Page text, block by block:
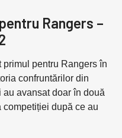
Rangers –
primul pentru Rangers în
confruntărilor din
avansat doar în două
competiției după ce au